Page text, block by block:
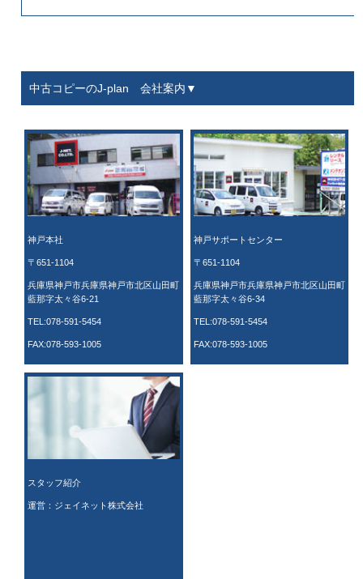
中古コピーのJ-plan 会社案内▼
神戸本社
〒651-1104
兵庫県神戸市兵庫県神戸市北区山田町
藍那字太々谷6-21
TEL:078-591-5454
FAX:078-593-1005
神戸サポートセンター
〒651-1104
兵庫県神戸市兵庫県神戸市北区山田町
藍那字太々谷6-34
TEL:078-591-5454
FAX:078-593-1005
スタッフ紹介
運営：ジェイネット株式会社